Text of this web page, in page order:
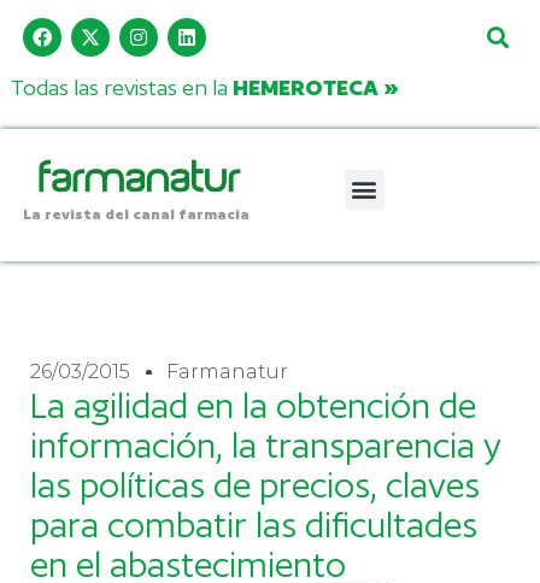
Todas las revistas en la HEMEROTECA »
La revista del canal farmacia
26/03/2015 Farmanatur
La agilidad en la obtención de
información, la transparencia y
las políticas de precios, claves
para combatir las dificultades
en el abastecimiento